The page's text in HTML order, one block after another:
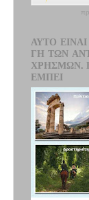
ΑΥΤΌ
ΓΗ ΤΩΝ
ΧΡΗΣΜΏΝ.
ΕΜΠΕΙ